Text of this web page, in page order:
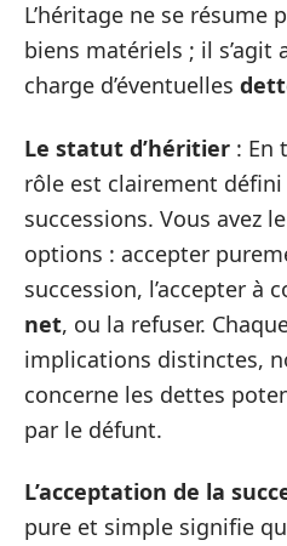
L’héritage ne se résume
biens matériels ; il s’agit
charge d’éventuelles
Le statut d’héritier : En
rôle est clairement
successions. Vous avez
options : accepter
succession, l’accepter à
net, ou la refuser.
implications distinctes,
concerne les dettes
par le défunt.
L’acceptation de la
pure et simple signifie